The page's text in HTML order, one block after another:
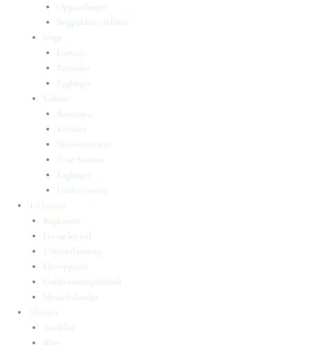
Opgavebøger
Bogpakker til børn
Unge
Fantasy
Romaner
Fagbøger
Voksne
Romance
Krimier
Skønlitteratur
True Stories
Fagbøger
Undervisning
Til lærere
Bogkasser
Lix og let-tal
Universlæsning
Elevopgaver
Undervisningsforløb
Messekalender
Aktuelt
Artikler